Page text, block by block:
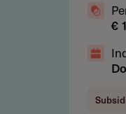
€